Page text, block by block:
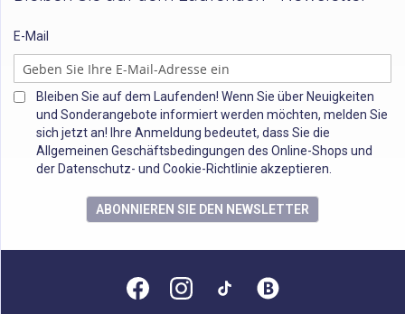
E-Mail
Bleiben Sie auf dem Laufenden! Wenn Sie über Neuigkeiten
und Sonderangebote informiert werden möchten, melden Sie
sich jetzt an! Ihre Anmeldung bedeutet, dass Sie die
Allgemeinen Geschäftsbedingungen des Online-Shops und
der Datenschutz- und Cookie-Richtlinie akzeptieren.
ABONNIEREN SIE DEN NEWSLETTER